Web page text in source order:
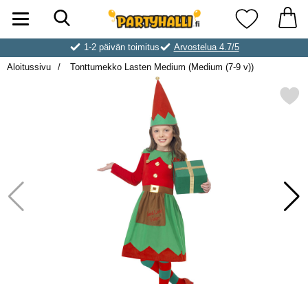
Ostoskori laajennettu Partyhallen AB
Suosikkini
1-2 päivän toimitus
Arvostelua 4.7/5
Aloitussivu
Tonttumekko Lasten Medium (Medium (7-9 v))
Merkitse tonttumekko Lasten